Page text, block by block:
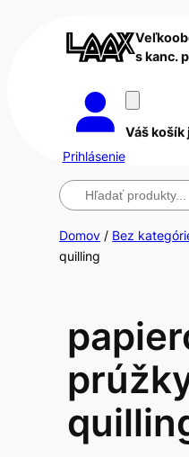
s kanc.
Prihlásenie
Váš košík
Hľadanie
Domov / Bez
quilling